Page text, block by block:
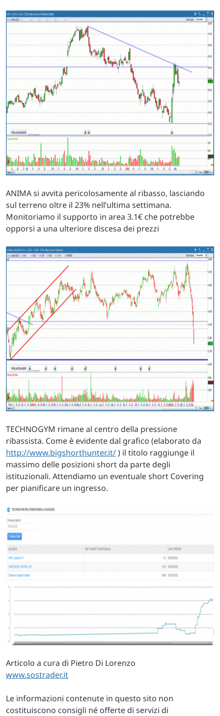
ANIMA si avvita pericolosamente al ribasso, lasciando
sul terreno oltre il 23% nell’ultima settimana.
Monitoriamo il supporto in area 3.1€ che potrebbe
opporsi a una ulteriore discesa dei prezzi
TECHNOGYM rimane al centro della pressione
ribassista. Come è evidente dal grafico (elaborato da
http://www.bigshorthunter.it/) il titolo raggiunge il
massimo delle posizioni short da parte degli
istituzionali. Attendiamo un eventuale short Covering
per pianificare un ingresso.
Articolo a cura di Pietro Di Lorenzo
www.sostrader.it
Le informazioni contenute in questo sito non
costituiscono consigli né offerte di servizi di